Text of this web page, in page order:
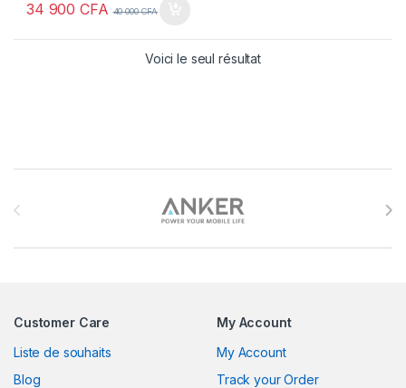
34 900CFA 40 000CFA
Voici le seul résultat
Customer Care
Liste de souhaits
Blog
My Account
My Account
Track your Order